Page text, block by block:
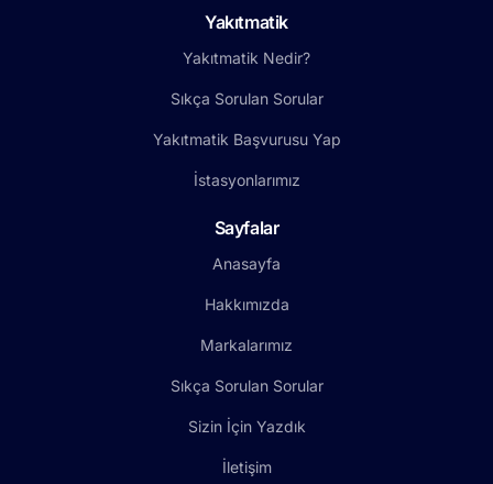
Yakıtmatik
Yakıtmatik Nedir?
Sıkça Sorulan Sorular
Yakıtmatik Başvurusu Yap
İstasyonlarımız
Sayfalar
Anasayfa
Hakkımızda
Markalarımız
Sıkça Sorulan Sorular
Sizin İçin Yazdık
İletişim